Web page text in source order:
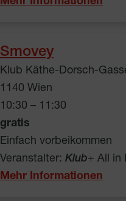
Smovey
Klub Käthe-Dorsch-
1140 Wien
10:30 – 11:30
gratis
Einfach vorbeikommen
Veranstalter: Klub+ All in
Mehr Informationen